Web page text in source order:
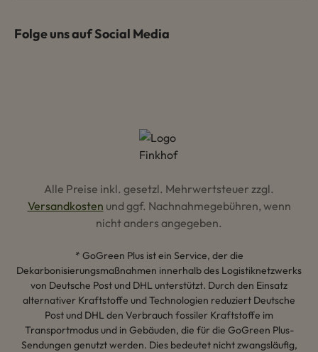
Folge uns auf Social Media
Alle Preise inkl. gesetzl. Mehrwertsteuer zzgl.
Versandkosten und ggf. Nachnahmegebühren, wenn
nicht anders angegeben.
* GoGreen Plus ist ein Service, der die
Dekarbonisierungsmaßnahmen innerhalb des Logistiknetzwerks
von Deutsche Post und DHL unterstützt. Durch den Einsatz
alternativer Kraftstoffe und Technologien reduziert Deutsche
Post und DHL den Verbrauch fossiler Kraftstoffe im
Transportmodus und in Gebäuden, die für die GoGreen Plus-
Sendungen genutzt werden. Dies bedeutet nicht zwangsläufig,